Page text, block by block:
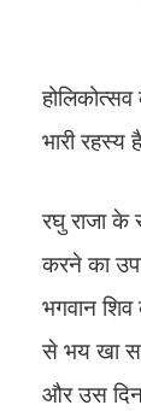
भारी रहस्य
रघु राजा के
करने का
भगवान
से भय खा
और उस दिन